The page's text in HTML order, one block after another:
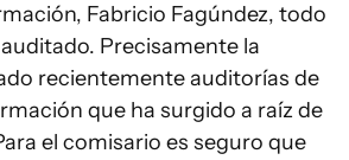
Fabricio Fagúndez, todo
Precisamente la
recientemente auditorías de
que ha surgido a raíz de
el comisario es seguro que